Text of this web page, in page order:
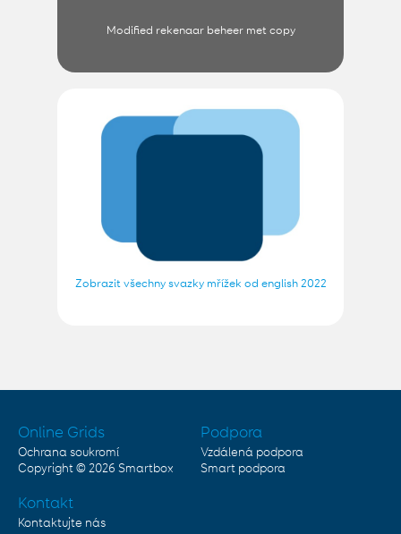
Modified rekenaar beheer met copy
Zobrazit všechny svazky mřížek od english 2022
Online Grids
Ochrana soukromí
Copyright © 2026 Smartbox
Podpora
Vzdálená podpora
Smart podpora
Kontakt
Kontaktujte nás